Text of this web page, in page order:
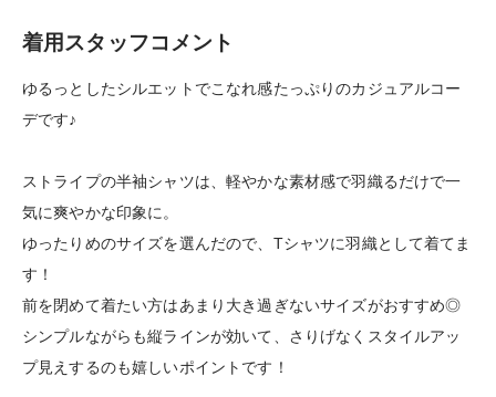
着用スタッフコメント
ゆるっとしたシルエットでこなれ感たっぷりのカジュアルコー
デです♪
ストライプの半袖シャツは、軽やかな素材感で羽織るだけで一
気に爽やかな印象に。
ゆったりめのサイズを選んだので、Tシャツに羽織として着てま
す！
前を閉めて着たい方はあまり大き過ぎないサイズがおすすめ◎
シンプルながらも縦ラインが効いて、さりげなくスタイルアッ
プ見えするのも嬉しいポイントです！